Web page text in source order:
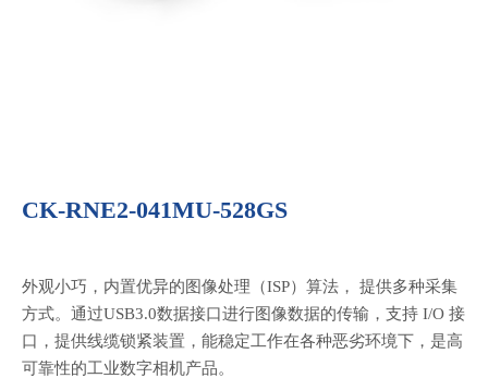
CK-RNE2-041MU-528GS
外观小巧，内置优异的图像处理（ISP）算法， 提供多种采集
方式。通过USB3.0数据接口进行图像数据的传输，支持 I/O 接
口，提供线缆锁紧装置，能稳定工作在各种恶劣环境下，是高
可靠性的工业数字相机产品。